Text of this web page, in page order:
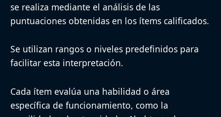
se realiza mediante el análisis de las
puntuaciones obtenidas en los ítems calificados.
Se utilizan rangos o niveles predefinidos para
facilitar esta interpretación.
Cada ítem evalúa una habilidad o área
específica de funcionamiento, como la